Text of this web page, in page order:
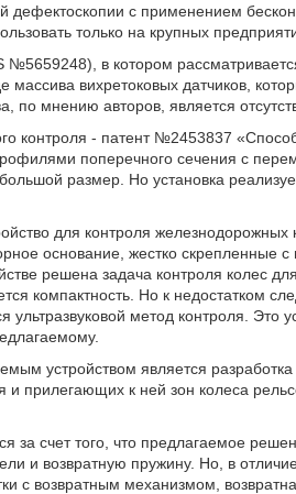
дефектоскопии с применением
только на крупных
в котором
массива вихретоковых датчиков,
по мнению авторов, является
контроля - патент №2453837
поперечного сечения с
размер. Но установка
для контроля
основание, жестко скрепленные с
решена задача контроля колес
компактность. Но к недостатком
ультразвуковой метод контроля. Это
устройством является
и прилегающих к ней зон колеса
за счет того, что предлагаемое
и возвратную пружину. Но, в
с возвратным механизмом,